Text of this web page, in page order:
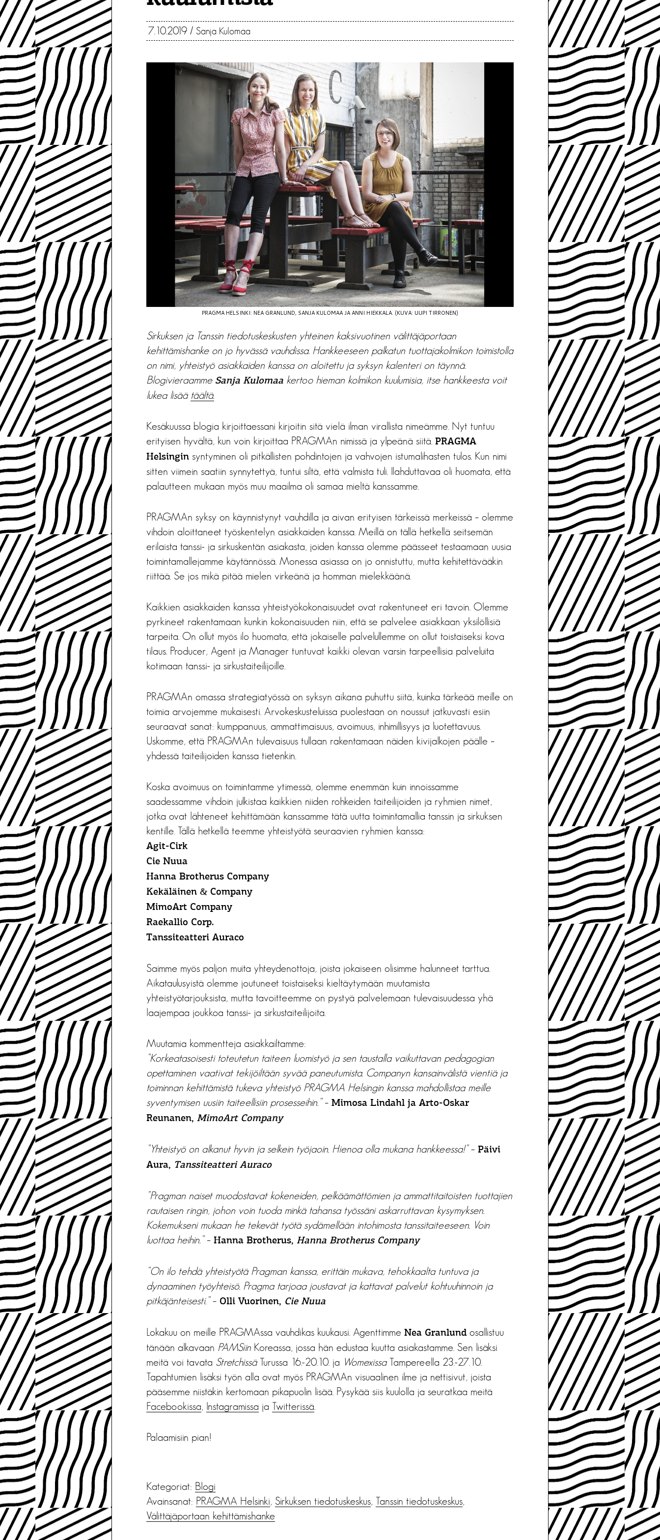
7.10.2019 / Sanja Kulomaa
PRAGMA HELSINKI: NEA GRANLUND, SANJA KULOMAA JA ANNI HIEKKALA. (KUVA: UUPI TIRRONEN)
Sirkuksen ja Tanssin tiedotuskeskusten yhteinen kaksivuotinen välittäjäportaan
kehittämishanke on jo hyvässä vauhdissa. Hankkeeseen palkatun tuottajakolmikon toimistolla
on nimi, yhteistyö asiakkaiden kanssa on aloitettu ja syksyn kalenteri on täynnä.
Blogivieraamme Sanja Kulomaa kertoo hieman kolmikon kuulumisia, itse hankkeesta voit
lukea lisää täältä.
Kesäkuussa blogia kirjoittaessani kirjoitin sitä vielä ilman virallista nimeämme. Nyt tuntuu
erityisen hyvältä, kun voin kirjoittaa PRAGMAn nimissä ja ylpeänä siitä. PRAGMA
Helsingin syntyminen oli pitkällisten pohdintojen ja vahvojen istumalihasten tulos. Kun nimi
sitten viimein saatiin synnytettyä, tuntui siltä, että valmista tuli. Ilahduttavaa oli huomata, että
palautteen mukaan myös muu maailma oli samaa mieltä kanssamme.
PRAGMAn syksy on käynnistynyt vauhdilla ja aivan erityisen tärkeissä merkeissä – olemme
vihdoin aloittaneet työskentelyn asiakkaiden kanssa. Meillä on tällä hetkellä seitsemän
erilaista tanssi- ja sirkuskentän asiakasta, joiden kanssa olemme päässeet testaamaan uusia
toimintamallejamme käytännössä. Monessa asiassa on jo onnistuttu, mutta kehitettävääkin
riittää. Se jos mikä pitää mielen virkeänä ja homman mielekkäänä.
Kaikkien asiakkaiden kanssa yhteistyökokonaisuudet ovat rakentuneet eri tavoin. Olemme
pyrkineet rakentamaan kunkin kokonaisuuden niin, että se palvelee asiakkaan yksilöllisiä
tarpeita. On ollut myös ilo huomata, että jokaiselle palvelullemme on ollut toistaiseksi kova
tilaus. Producer, Agent ja Manager tuntuvat kaikki olevan varsin tarpeellisia palveluita
kotimaan tanssi- ja sirkustaiteilijoille.
PRAGMAn omassa strategiatyössä on syksyn aikana puhuttu siitä, kuinka tärkeää meille on
toimia arvojemme mukaisesti. Arvokeskusteluissa puolestaan on noussut jatkuvasti esiin
seuraavat sanat: kumppanuus, ammattimaisuus, avoimuus, inhimillisyys ja luotettavuus.
Uskomme, että PRAGMAn tulevaisuus tullaan rakentamaan näiden kivijalkojen päälle –
yhdessä taiteilijoiden kanssa tietenkin.
Koska avoimuus on toimintamme ytimessä, olemme enemmän kuin innoissamme
saadessamme vihdoin julkistaa kaikkien niiden rohkeiden taiteilijoiden ja ryhmien nimet,
jotka ovat lähteneet kehittämään kanssamme tätä uutta toimintamallia tanssin ja sirkuksen
kentille. Tällä hetkellä teemme yhteistyötä seuraavien ryhmien kanssa:
Agit-Cirk
Cie Nuua
Hanna Brotherus Company
Kekäläinen & Company
MimoArt Company
Raekallio Corp.
Tanssiteatteri Auraco
Saimme myös paljon muita yhteydenottoja, joista jokaiseen olisimme halunneet tarttua.
Aikataulusyistä olemme joutuneet toistaiseksi kieltäytymään muutamista
yhteistyötarjouksista, mutta tavoitteemme on pystyä palvelemaan tulevaisuudessa yhä
laajempaa joukkoa tanssi- ja sirkustaiteilijoita.
Muutamia kommentteja asiakkailtamme:
”Korkeatasoisesti toteutetun taiteen luomistyö ja sen taustalla vaikuttavan pedagogian
opettaminen vaativat tekijöiltään syvää paneutumista. Companyn kansainvälistä vientiä ja
toiminnan kehittämistä tukeva yhteistyö PRAGMA Helsingin kanssa mahdollistaa meille
syventymisen uusiin taiteellisiin prosesseihin.”– Mimosa Lindahl ja Arto-Oskar
Reunanen, MimoArt Company
”Yhteistyö on alkanut hyvin ja selkein työjaoin. Hienoa olla mukana hankkeessa!”– Päivi
Aura, Tanssiteatteri Auraco
”Pragman naiset muodostavat kokeneiden, pelkäämättömien ja ammattitaitoisten tuottajien
rautaisen ringin, johon voin tuoda minkä tahansa työssäni askarruttavan kysymyksen.
Kokemukseni mukaan he tekevät työtä sydämellään intohimosta tanssitaiteeseen. Voin
luottaa heihin.”– Hanna Brotherus, Hanna Brotherus Company
”On ilo tehdä yhteistyötä Pragman kanssa, erittäin mukava, tehokkaalta tuntuva ja
dynaaminen työyhteisö. Pragma tarjoaa joustavat ja kattavat palvelut kohtuuhinnoin ja
pitkäjänteisesti.”– Olli Vuorinen, Cie Nuua
Lokakuu on meille PRAGMAssa vauhdikas kuukausi. Agenttimme Nea Granlundosallistuu
tänään alkavaan PAMSiin Koreassa, jossa hän edustaa kuutta asiakastamme. Sen lisäksi
meitä voi tavata StretchissäTurussa 16.-20.10. ja WomexissaTampereella 23.-27.10.
Tapahtumien lisäksi työn alla ovat myös PRAGMAn visuaalinen ilme ja nettisivut, joista
pääsemme niistäkin kertomaan pikapuolin lisää. Pysykää siis kuulolla ja seuratkaa meitä
Facebookissa, Instagramissa ja Twitterissä
Palaamisiin pian!
Kategoriat: Blogi
Avainsanat: PRAGMA Helsinki, Sirkuksen tiedotuskeskus, Tanssin tiedotuskeskus,
Välittäjäportaan kehittämishanke